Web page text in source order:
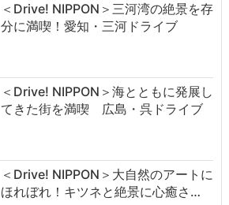
＜Drive! NIPPON＞三河湾の絶景を存
分に満喫！愛知・三河ドライブ
＜Drive! NIPPON＞海とともに発展し
てきた街を満喫 広島・呉ドライブ
＜Drive! NIPPON＞大自然のアートに
ほれぼれ！キツネと絶景に心癒さ…